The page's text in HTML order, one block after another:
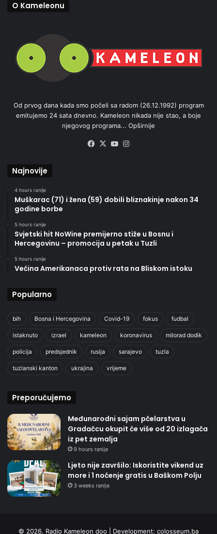
O Kameleonu
Od prvog dana kada smo počeli sa radom (26.12.1992) program
emitujemo 24 sata dnevno. Kameleon nikada nije stao, a boje
njegovog programa... Opširnije
Facebook
X YouTube
Najnovije
4 hours ranije
Muškarac (71) i žena (59) dobili bliznakinje nakon 34
godine borbe
5 hours ranije
Svjetski hit NoWine premijerno stiže u Bosnu i
Hercegovinu – promocija u petak u Tuzli
5 hours ranije
Većina Amerikanaca protiv rata na Bliskom istoku
Popularno
bih Bosna i Hercegovina Covid-19 fokus fudbal
istaknuto izrael kameleon koronavirus milorad dodik
policija predsjednik rusija sarajevo tuzla
tuzlanski kanton ukrajina vrijeme
Preporučujemo
Međunarodni sajam pčelarstva u
Gradačcu okupit će više od 20 izlagača
iz pet zemalja
9 hours ranije
Ljeto nije završilo: Iskoristite vikend uz
more i 1 noćenje gratis u Baškom Polju
3 weeks ranije
© 2026. Radio Kameleon doo | Development: colosseum.ba